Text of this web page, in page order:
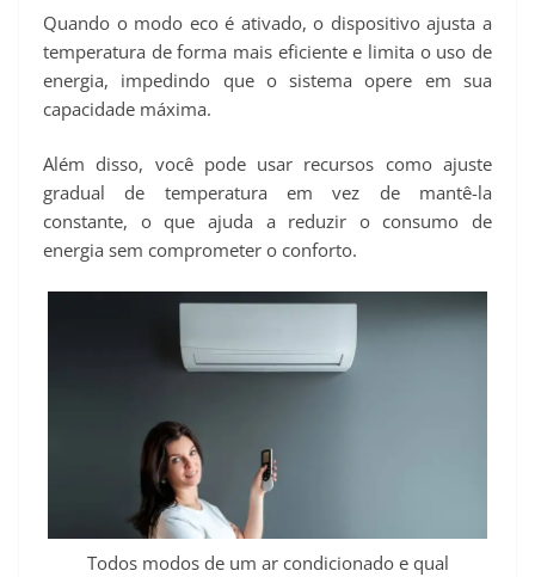
Quando o modo eco é ativado, o dispositivo ajusta a
temperatura de forma mais eficiente e limita o uso de
energia, impedindo que o sistema opere em sua
capacidade máxima.
Além disso, você pode usar recursos como ajuste
gradual de temperatura em vez de mantê-la
constante, o que ajuda a reduzir o consumo de
energia sem comprometer o conforto.
Todos modos de um ar condicionado e qual